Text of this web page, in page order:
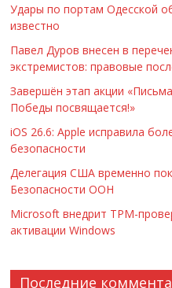
Удары по портам Одесской
известно
Павел Дуров внесен в
экстремистов: правовые
Завершён этап акции
Победы посвящается!»
iOS 26.6: Apple исправила
безопасности
Делегация США временно
Безопасности ООН
Microsoft внедрит TPM-
активации Windows
Последние